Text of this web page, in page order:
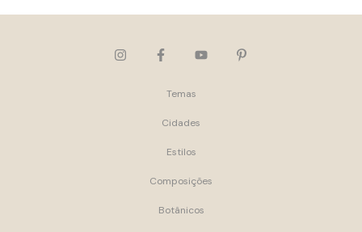
Temas
Cidades
Estilos
Composições
Botânicos